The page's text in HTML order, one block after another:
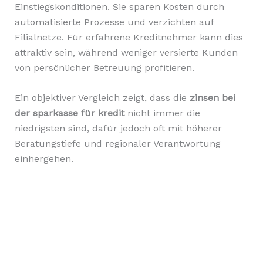
Einstiegskonditionen. Sie sparen Kosten durch
automatisierte Prozesse und verzichten auf
Filialnetze. Für erfahrene Kreditnehmer kann dies
attraktiv sein, während weniger versierte Kunden
von persönlicher Betreuung profitieren.
Ein objektiver Vergleich zeigt, dass die zinsen bei
der sparkasse für kreditnicht immer die
niedrigsten sind, dafür jedoch oft mit höherer
Beratungstiefe und regionaler Verantwortung
einhergehen.